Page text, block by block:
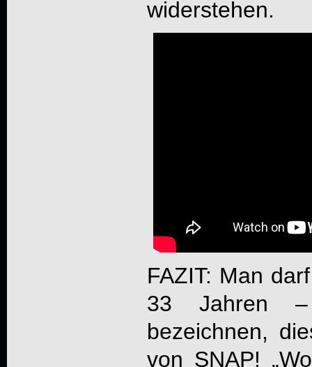
widerstehen.
FAZIT: Man
33 Jahren
bezeichnen,
von SNAP!